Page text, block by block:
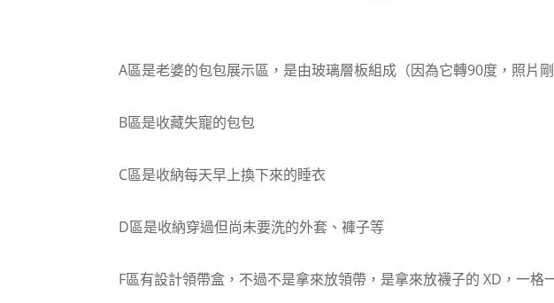
A區是老婆的包包展示區，是由玻璃層板組成（因為它轉90度，照片剛
B區是收藏失寵的包包
C區是收納每天早上換下來的睡衣
D區是收納穿過但尚未要洗的外套、褲子等
F區有設計領帶盒，不過不是拿來放領帶，是拿來放襪子的 XD，一格